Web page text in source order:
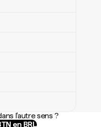
l'autre sens ?
en BRL